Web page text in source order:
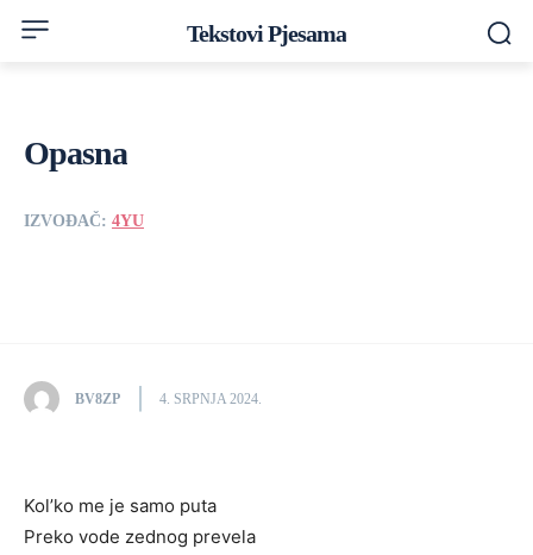
Tekstovi Pjesama
Opasna
IZVOĐAČ: 4YU
BV8ZP 4. SRPNJA 2024.
Kol’ko me je samo puta
Preko vode zednog prevela